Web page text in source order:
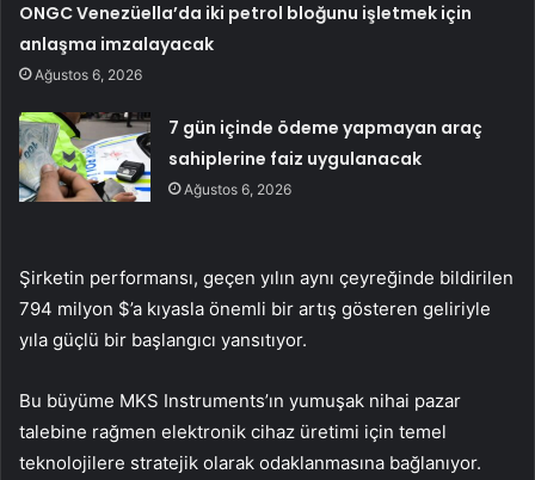
ONGC Venezüella’da iki petrol bloğunu işletmek için
anlaşma imzalayacak
Ağustos 6, 2026
7 gün içinde ödeme yapmayan araç
sahiplerine faiz uygulanacak
Ağustos 6, 2026
Şirketin performansı, geçen yılın aynı çeyreğinde bildirilen
794 milyon $’a kıyasla önemli bir artış gösteren geliriyle
yıla güçlü bir başlangıcı yansıtıyor.
Bu büyüme MKS Instruments’ın yumuşak nihai pazar
talebine rağmen elektronik cihaz üretimi için temel
teknolojilere stratejik olarak odaklanmasına bağlanıyor.